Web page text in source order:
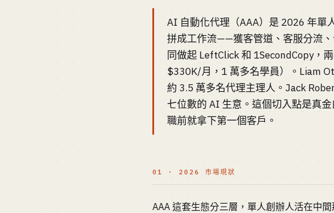
AI 自動化代理（AAA）是 2026 年單
拼成工作流——獲客管道、客服分流
同做起 LeftClick 和 1SecondCopy，
$330K/月，1 萬多名學員）。Liam
約 3.5 萬多名代理主理人。Jack
七位數的 AI 生意。這個切入點是真
職前就拿下第一個客戶。
01 · 2026 市場現狀
AAA 這套生態分三層，單人創辦人活在中